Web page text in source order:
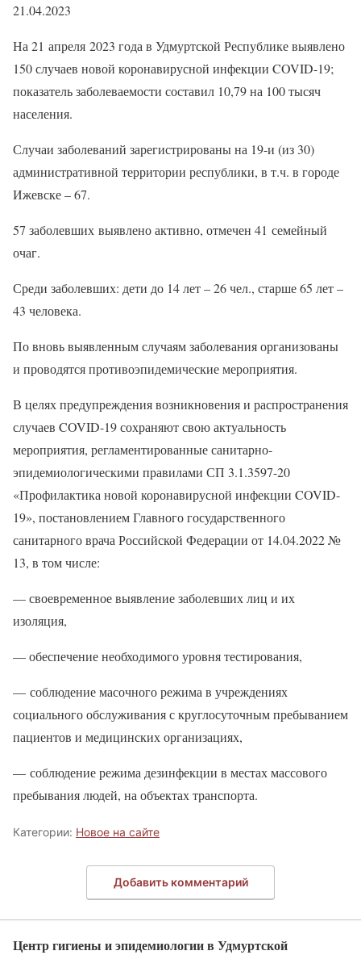
21.04.2023
На 21 апреля 2023 года в Удмуртской Республике выявлено
150 случаев новой коронавирусной инфекции COVID-19;
показатель заболеваемости составил 10,79 на 100 тысяч
населения.
Случаи заболеваний зарегистрированы на 19-и (из 30)
административной территории республики, в т.ч. в городе
Ижевске – 67.
57 заболевших выявлено активно, отмечен 41 семейный
очаг.
Среди заболевших: дети до 14 лет – 26 чел., старше 65 лет –
43 человека.
По вновь выявленным случаям заболевания организованы
и проводятся противоэпидемические мероприятия.
В целях предупреждения возникновения и распространения
случаев COVID-19 сохраняют свою актуальность
мероприятия, регламентированные санитарно-
эпидемиологическими правилами СП 3.1.3597-20
«Профилактика новой коронавирусной инфекции COVID-
19», постановлением Главного государственного
санитарного врача Российской Федерации от 14.04.2022 №
13, в том числе:
— своевременное выявление заболевших лиц и их
изоляция,
— обеспечение необходимого уровня тестирования,
— соблюдение масочного режима в учреждениях
социального обслуживания с круглосуточным пребыванием
пациентов и медицинских организациях,
— соблюдение режима дезинфекции в местах массового
пребывания людей, на объектах транспорта.
Категории: Новое на сайте
Добавить комментарий
Центр гигиены и эпидемиологии в Удмуртской